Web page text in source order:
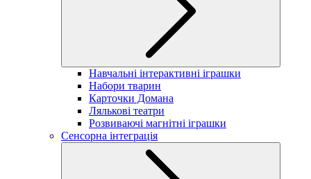
Навчальні інтерактивні іграшки
Набори тварин
Карточки Домана
Лялькові театри
Розвиваючі магнітні іграшки
Сенсорна інтеграція